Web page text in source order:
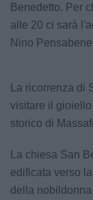
Benedetto. Per
alle 20 ci sarà
Nino
La ricorrenza di
visitare il
storico di
La chiesa San
edificata verso
della